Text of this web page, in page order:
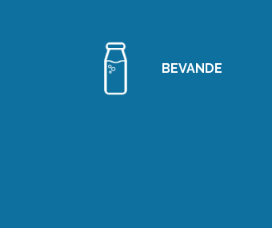
BEVANDE